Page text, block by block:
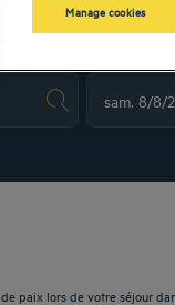
GOLDEN
paix lors de votre séjour
Manage cookies